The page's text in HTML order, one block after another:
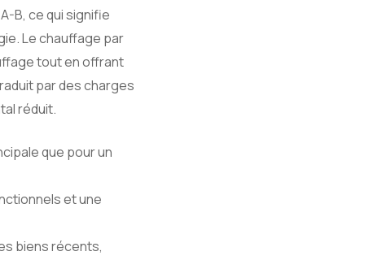
B, ce qui signifie
Le chauffage par
tout en offrant
par des charges
réduit.
que pour un
et une
biens récents,